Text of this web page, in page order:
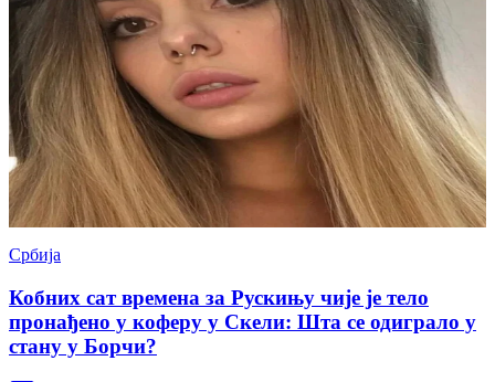
Србија
Кобних сат времена за Рускињу чије је тело
пронађено у коферу у Скели: Шта се одиграло у
стану у Борчи?